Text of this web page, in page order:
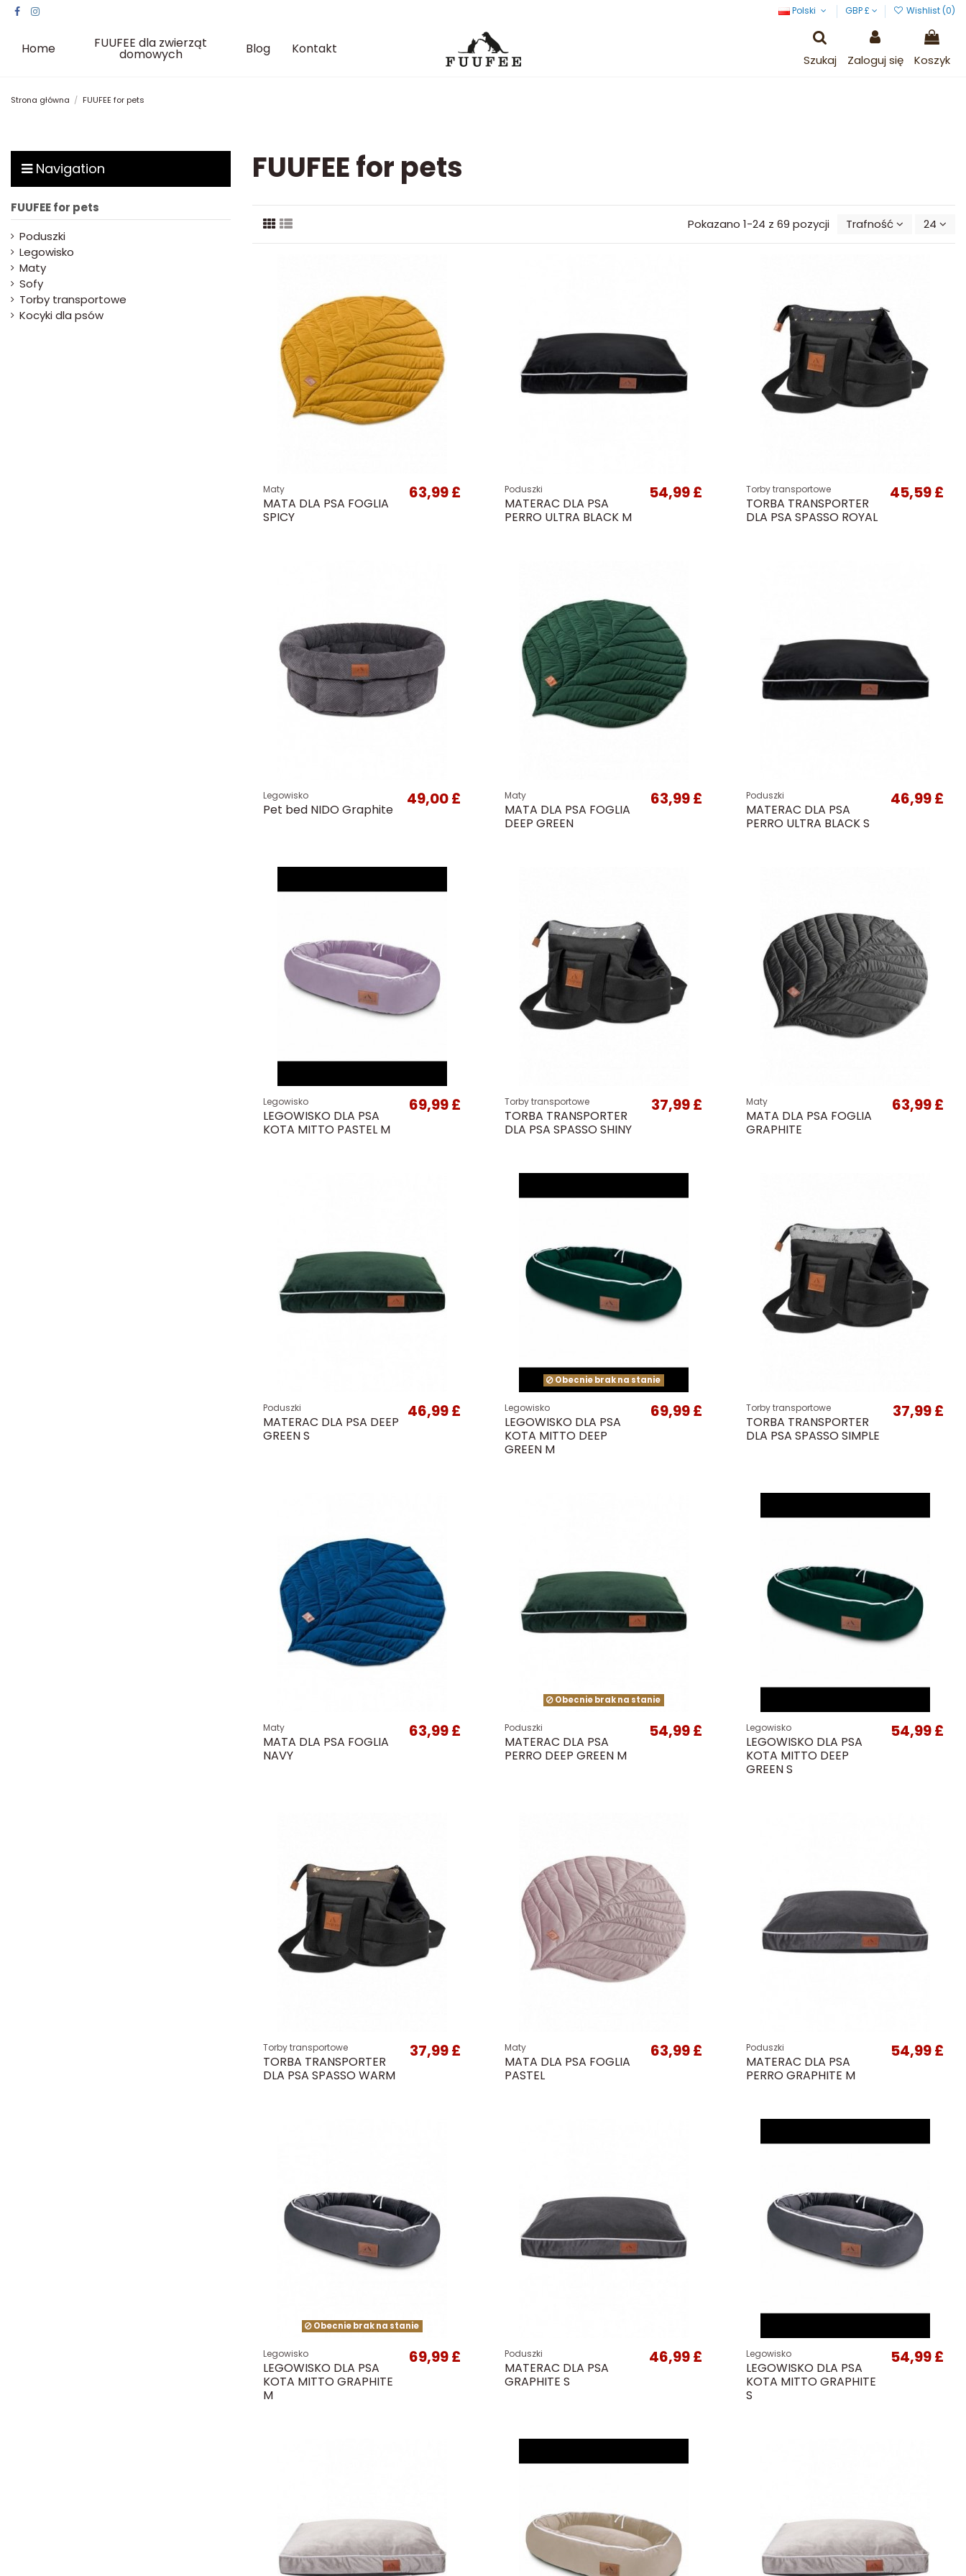
Polski GBP £ Wishlist (0)
Home FUUFEE dla zwierząt
domowych Blog Kontakt
Szukaj Zaloguj się Koszyk
Strona główna FUUFEE for pets
FUUFEE for pets
Pokazano 1-24 z 69 pozycji Trafność 24
Maty
MATA DLA PSA FOGLIA
SPICY
63,99 £ Poduszki
MATERAC DLA PSA
PERRO ULTRA BLACK M
54,99 £ Torby transportowe
TORBA TRANSPORTER
DLA PSA SPASSO ROYAL
45,59 £
Legowisko
Pet bed NIDO Graphite
49,00 £ Maty
MATA DLA PSA FOGLIA
DEEP GREEN
63,99 £ Poduszki
MATERAC DLA PSA
PERRO ULTRA BLACK S
46,99 £
Legowisko
LEGOWISKO DLA PSA
KOTA MITTO PASTEL M
69,99 £ Torby transportowe
TORBA TRANSPORTER
DLA PSA SPASSO SHINY
37,99 £ Maty
MATA DLA PSA FOGLIA
GRAPHITE
63,99 £
Poduszki
MATERAC DLA PSA DEEP
GREEN S
46,99 £
Obecnie brak na stanie
Legowisko
LEGOWISKO DLA PSA
KOTA MITTO DEEP
GREEN M
69,99 £ Torby transportowe
TORBA TRANSPORTER
DLA PSA SPASSO SIMPLE
37,99 £
Maty
MATA DLA PSA FOGLIA
NAVY
63,99 £
Obecnie brak na stanie
Poduszki
MATERAC DLA PSA
PERRO DEEP GREEN M
54,99 £ Legowisko
LEGOWISKO DLA PSA
KOTA MITTO DEEP
GREEN S
54,99 £
Torby transportowe
TORBA TRANSPORTER
DLA PSA SPASSO WARM
37,99 £ Maty
MATA DLA PSA FOGLIA
PASTEL
63,99 £ Poduszki
MATERAC DLA PSA
PERRO GRAPHITE M
54,99 £
Obecnie brak na stanie
Legowisko
LEGOWISKO DLA PSA
KOTA MITTO GRAPHITE
M
69,99 £ Poduszki
MATERAC DLA PSA
GRAPHITE S
46,99 £ Legowisko
LEGOWISKO DLA PSA
KOTA MITTO GRAPHITE
S
54,99 £
Navigation
FUUFEE for pets
Poduszki
Legowisko
Maty
Sofy
Torby transportowe
Kocyki dla psów